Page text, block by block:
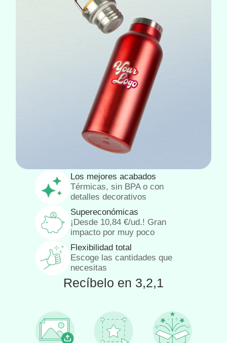
Los mejores acabados
Térmicas, sin BPA o con
detalles decorativos
Supereconómicas
¡Desde 10,84 €/ud.! Gran
impacto por muy poco
Flexibilidad total
Escoge las cantidades que
necesitas
Recíbelo en 3,2,1